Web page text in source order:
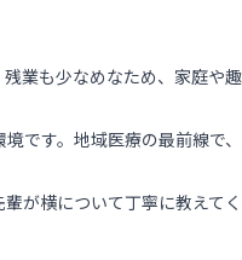
業も少なめなため、家庭や
です。地域医療の最前線で
が横について丁寧に教えて